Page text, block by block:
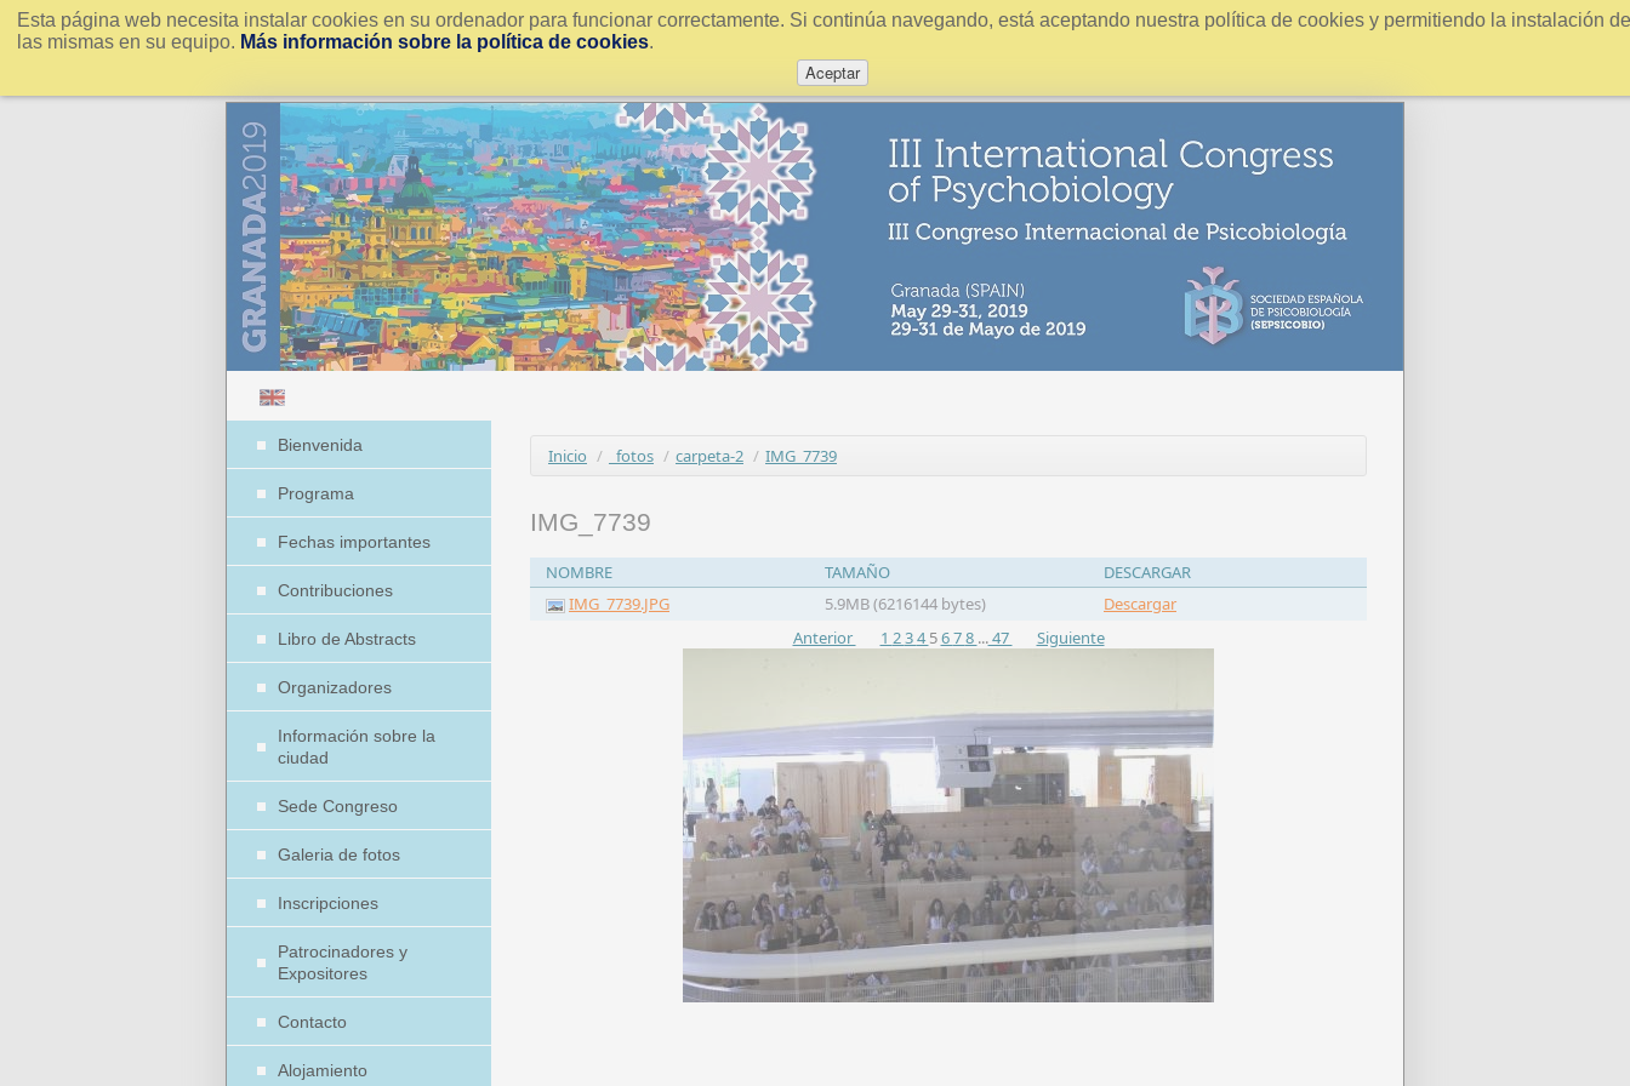
Esta página web necesita instalar cookies en su ordenador para funcionar correctamente. Si continúa navegando, está aceptando nuestra política de cookies y permitiendo la instalación de
las mismas en su equipo. Más información sobre la política de cookies.
Aceptar
Bienvenida
Programa
Fechas importantes
Contribuciones
Libro de Abstracts
Organizadores
Información sobre la
ciudad
Sede Congreso
Galeria de fotos
Inscripciones
Patrocinadores y
Expositores
Contacto
Alojamiento
Inicio / _fotos / carpeta-2 / IMG_7739
IMG_7739
NOMBRE TAMAÑO
DESCARGAR
IMG_7739.JPG
5.9MB (6216144 bytes)
Descargar
Anterior
1 2345678 ...47 Siguiente